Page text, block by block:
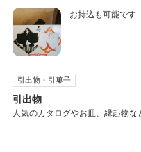
お持込も可能です
引出物・引菓子
引出物
人気のカタログやお皿、縁起物な